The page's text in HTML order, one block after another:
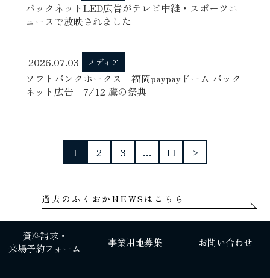
バックネットLED広告がテレビ中継・スポーツニ
ュースで放映されました
2026.07.03 メディア
ソフトバンクホークス 福岡paypayドーム バック
ネット広告 7/12 鷹の祭典
1 2 3 … 11 >
過去のふくおかNEWSはこちら
資料請求・
来場予約フォーム
事業用地募集 お問い合わせ